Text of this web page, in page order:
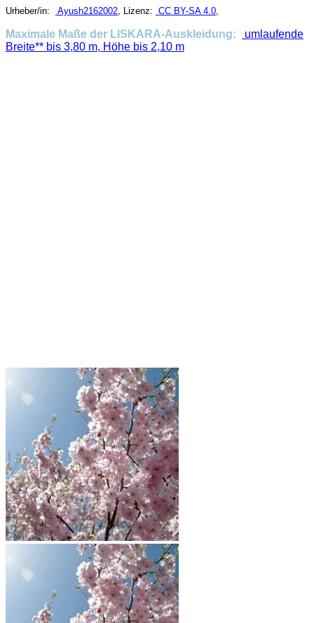
Urheber/in: Ayush2162002 , Lizenz: CC BY-SA 4.0
Maximale Maße der LISKARA-Auskleidung:
umlaufende
Breite** bis 3,80 m, Höhe bis 2,10 m